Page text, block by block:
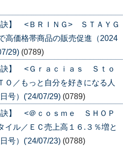
訣】 <ＢＲＩＮＧ> ＳＴＡＹＧ
高価格帯商品の販売促進（2024
29) (0789)
訣】 <Ｇｒａｃｉａｓ Ｓｔｏ
／もっと自分を好きになる人
号）('24/07/29) (0789)
訣】 <＠ｃｏｓｍｅ ＳＨＯＰ
ル／ＥＣ売上高１６.３％増と
号）('24/07/23) (0788)